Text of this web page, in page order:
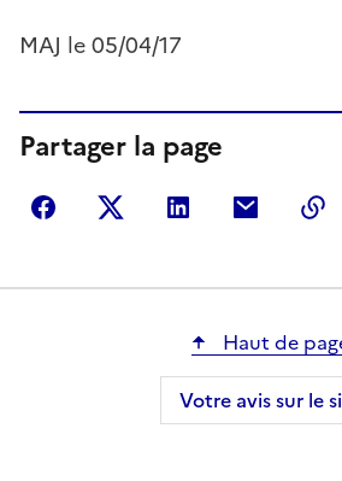
MAJ le 05/04/17
Partager la page
Partager sur Facebook
Partager sur Twitter
Partager sur
Haut de
Votre avis sur le